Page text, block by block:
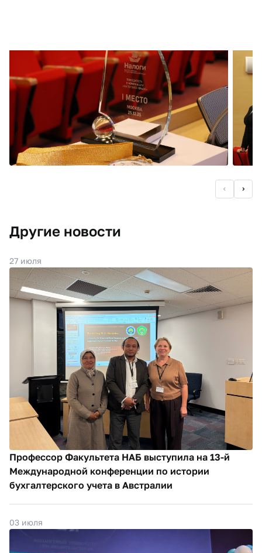
Другие новости
27 июля
Профессор Факультета НАБ выступила на 13-й
Международной конференции по истории
бухгалтерского учета в Австралии
03 июля